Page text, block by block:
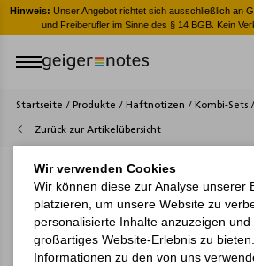
Hinweis: Unser Angebot richtet sich ausschließlich an
und Freiberufler im Sinne des § 14 BGB. Kein
Startseite / Produkte / Haftnotizen / Kombi-Sets /
Zurück zur Artikelübersicht
Wir verwenden Cookies
Wir können diese zur Analyse unserer
platzieren, um unsere Website zu
personalisierte Inhalte anzuzeigen und
großartiges Website-Erlebnis zu
Informationen zu den von uns